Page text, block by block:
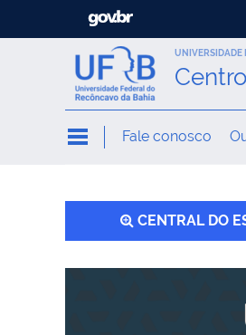
UNIVERSIDADE
Fale conosco
CENTRAL DO